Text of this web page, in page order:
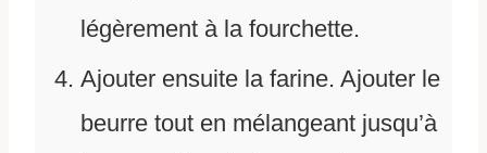
légèrement à la fourchette.
Ajouter ensuite la farine. Ajouter le
beurre tout en mélangeant jusqu’à